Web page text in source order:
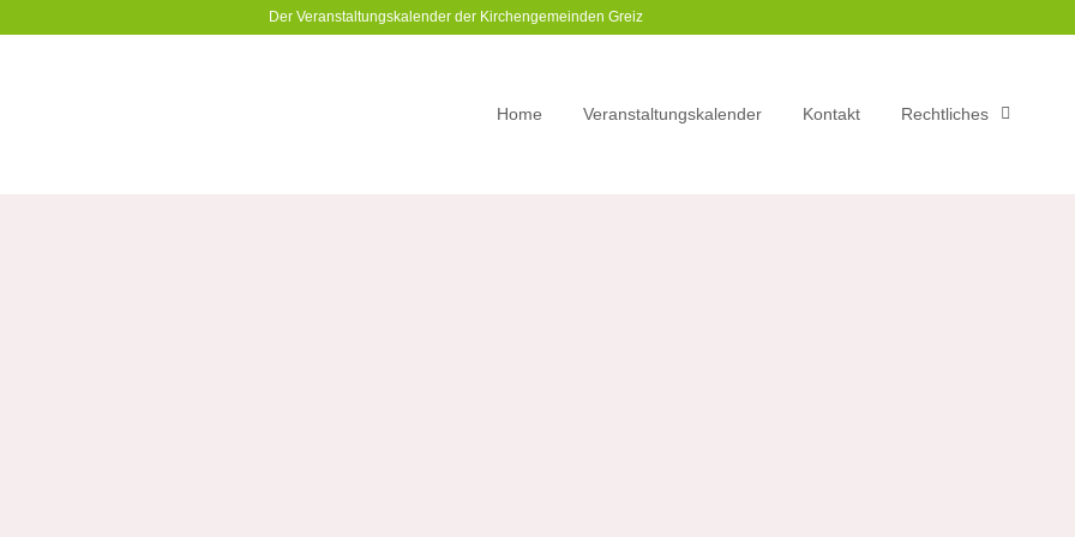
Der Veranstaltungskalender der Kirchengemeinden Greiz​
Home Veranstaltungskalender Kontakt Rechtliches